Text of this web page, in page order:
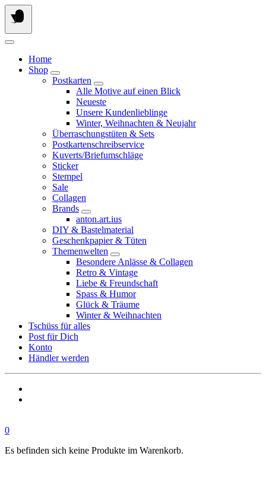
Springe
zum
Inhalt
Home
Shop
Postkarten
Alle Motive auf einen Blick
Neueste
Unsere Kundenlieblinge
Winter, Weihnachten & Neujahr
Überraschungstüten & Sets
Postkartenschreibservice
Kuverts/Briefumschläge
Sticker
Stempel
Sale
Collagen
Brands
anton.art.ius
DIY & Bastelmaterial
Geschenkpapier & Tüten
Themenwelten
Besondere Anlässe & Collagen
Retro & Vintage
Liebe & Freundschaft
Spass & Humor
Glück & Träume
Winter & Weihnachten
Tschüss für alles
Post für Dich
Konto
Händler werden
0
Es befinden sich keine Produkte im Warenkorb.